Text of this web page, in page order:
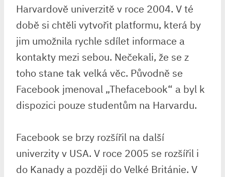
Harvardově univerzitě v roce 2004. V té
době si chtěli vytvořit platformu, která by
jim umožnila rychle sdílet informace a
kontakty mezi sebou. Nečekali, že se z
toho stane tak velká věc. Původně se
Facebook jmenoval „Thefacebook“ a byl k
dispozici pouze studentům na Harvardu.
Facebook se brzy rozšířil na další
univerzity v USA. V roce 2005 se rozšířil i
do Kanady a později do Velké Británie. V